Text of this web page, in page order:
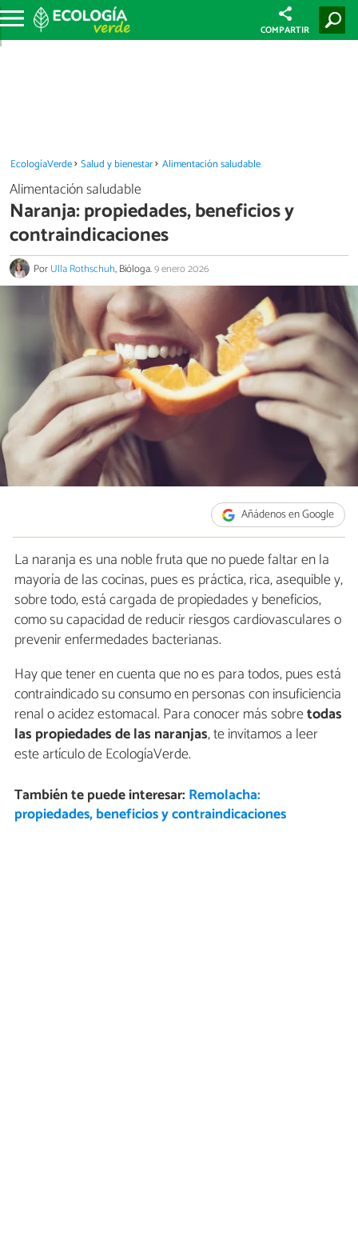
COMPARTIR
EcologíaVerde Salud y bienestar Alimentación saludable
Alimentación saludable
Naranja: propiedades, beneficios y
contraindicaciones
PorUlla Rothschuh, Bióloga.9 enero 2026
Añádenos en Google
La naranja es una noble fruta que no puede faltar en la
mayoría de las cocinas, pues es práctica, rica, asequible y,
sobre todo, está cargada de propiedades y beneficios,
como su capacidad de reducir riesgos cardiovasculares o
prevenir enfermedades bacterianas.
Hay que tener en cuenta que no es para todos, pues está
contraindicado su consumo en personas con insuficiencia
renal o acidez estomacal. Para conocer más sobretodas
las propiedades de las naranjas, te invitamos a leer
este artículo de EcologíaVerde.
También te puede interesar: Remolacha:
propiedades, beneficios y contraindicaciones